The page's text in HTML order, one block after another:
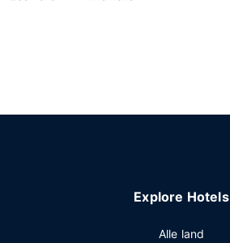
Explore Hotels
Alle land